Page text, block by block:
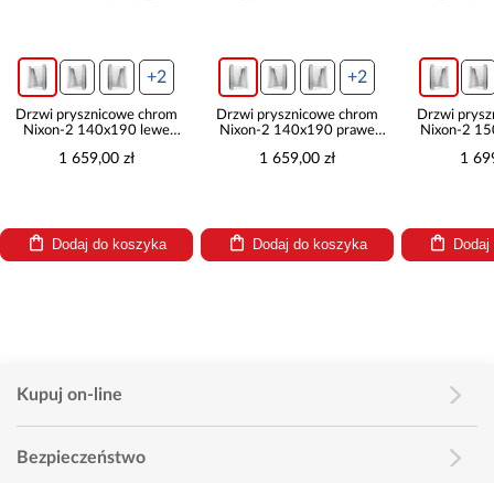
+2
Drzwi prysznicowe chrom
Nixon-2 140x190 lewe
1 659,00 zł
Dodaj do koszyka
+2
Drzwi prysznicowe chrom
Nixon-2 140x190 prawe
1 659,00 zł
Dodaj do koszyka
Drzwi
Nixon-2
1
Kupuj on-line
Bezpieczeństwo